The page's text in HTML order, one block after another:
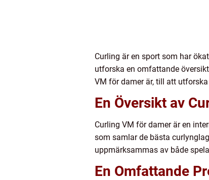
Curling är en sport som har
utforska en omfattande
VM för damer är, till att
En Översikt av
Curling VM för damer är en
som samlar de bästa
uppmärksammas av både
En Omfattande